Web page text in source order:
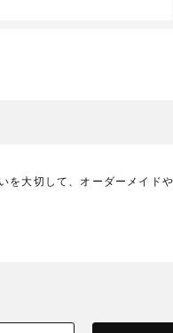
を大切して、オーダーメイド